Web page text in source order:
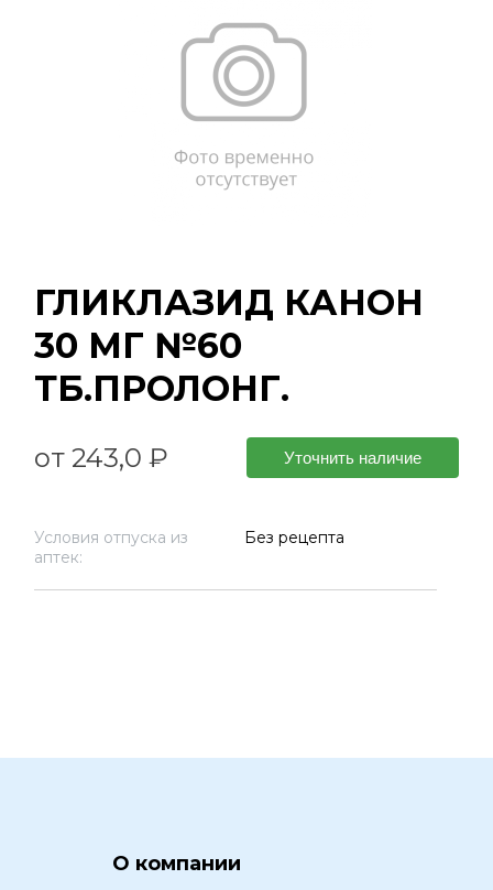
ГЛИКЛАЗИД КАНОН
30 МГ №60
ТБ.ПРОЛОНГ.
от 243,0 ₽ Уточнить наличие
Условия отпуска из
аптек:
Без рецепта
О компании